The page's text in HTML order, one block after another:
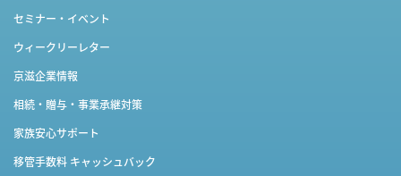
セミナー・イベント
ウィークリーレター
京滋企業情報
相続・贈与・事業承継対策
家族安心サポート
移管手数料 キャッシュバック